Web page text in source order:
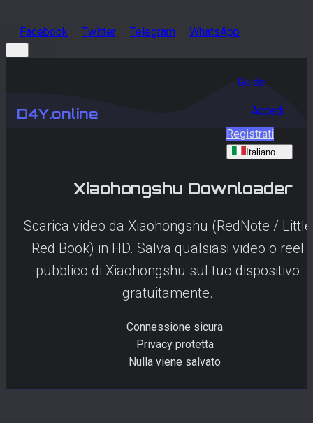
Facebook Twitter Telegram WhatsApp
D4Y.online
Guide
Accedi
Registrati
Italiano
Xiaohongshu Downloader
Scarica video da Xiaohongshu (RedNote / Little
Red Book) in HD. Salva qualsiasi video o reel
pubblico di Xiaohongshu sul tuo dispositivo
gratuitamente.
Connessione sicura
Privacy protetta
Nulla viene salvato